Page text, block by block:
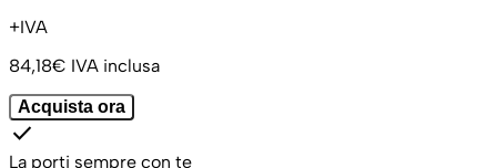
+IVA
84,18€ IVA inclusa
Acquista ora
check
La porti sempre con te